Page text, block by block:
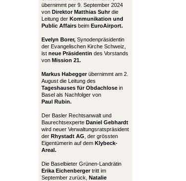
übernimmt per 9. September 2024
von Direktor Matthias Suhrdie
Leitung der Kommunikation und
Public Affairs beim EuroAirport.
Evelyn Borer, Synodenpräsidentin
der Evangelischen Kirche Schweiz,
ist neue Präsidentin des Vorstands
von Mission 21.
Markus Habeggerübernimmt am 2.
August die Leitung des
Tageshauses für Obdachlose in
Basel als Nachfolger von
Paul Rubin.
Der Basler Rechtsanwalt und
Baurechtsexperte Daniel Gebhardt
wird neuer Verwaltungsratspräsident
der Rhystadt AG , der grössten
Eigentümerin auf dem Klybeck-
Areal.
Die Baselbieter Grünen-Landrätin
Erika Eichenbergertritt im
September zurück, Natalie